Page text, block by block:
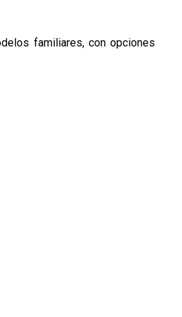
familiares, con opciones